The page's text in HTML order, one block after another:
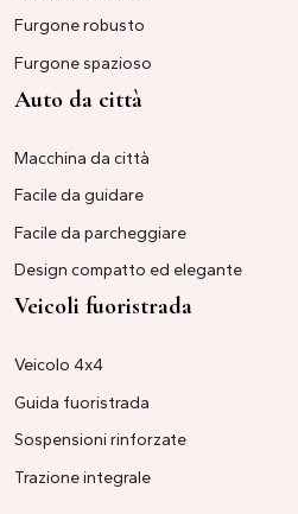
Furgone robusto
Furgone spazioso
Auto da città
Macchina da città
Facile da guidare
Facile da parcheggiare
Design compatto ed elegante
Veicoli fuoristrada
Veicolo 4x4
Guida fuoristrada
Sospensioni rinforzate
Trazione integrale